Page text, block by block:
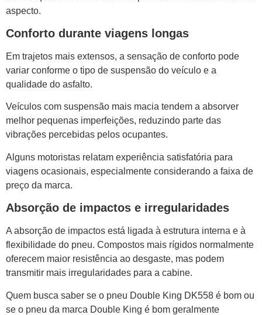
aspecto.
Conforto durante viagens longas
Em trajetos mais extensos, a sensação de conforto pode
variar conforme o tipo de suspensão do veículo e a
qualidade do asfalto.
Veículos com suspensão mais macia tendem a absorver
melhor pequenas imperfeições, reduzindo parte das
vibrações percebidas pelos ocupantes.
Alguns motoristas relatam experiência satisfatória para
viagens ocasionais, especialmente considerando a faixa de
preço da marca.
Absorção de impactos e irregularidades
A absorção de impactos está ligada à estrutura interna e à
flexibilidade do pneu. Compostos mais rígidos normalmente
oferecem maior resistência ao desgaste, mas podem
transmitir mais irregularidades para a cabine.
Quem busca saber se o pneu Double King DK558 é bom ou
se o pneu da marca Double King é bom geralmente